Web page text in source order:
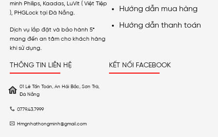
minh Philips, Kaadas, LuVit ( Việt Tiệp
), PHGLock tại Đà Nẵng.
Dịch vụ lắp đặt và bảo hành 5*
mang đến an tâm cho khách hàng
khi sử dụng.
Hướng dẫn mua hàng
Hướng dẫn thanh toán
THÔNG TIN LIÊN HỆ
01 Lê Tấn Toán, An Hải Bắc, Sơn Trà,
Đà Nẵng
0779.43.7999
Hmgnhathongminh@gmail.com
KẾT NỐI FACEBOOK